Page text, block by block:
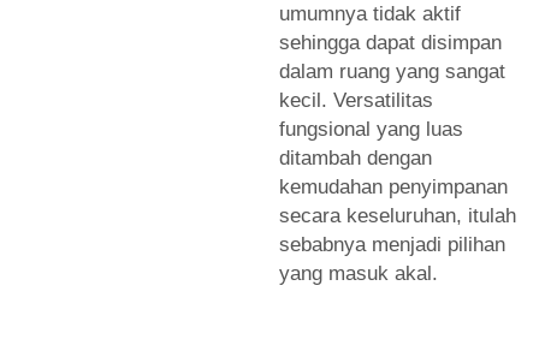
umumnya tidak aktif
sehingga dapat disimpan
dalam ruang yang sangat
kecil. Versatilitas
fungsional yang luas
ditambah dengan
kemudahan penyimpanan
secara keseluruhan, itulah
sebabnya menjadi pilihan
yang masuk akal.